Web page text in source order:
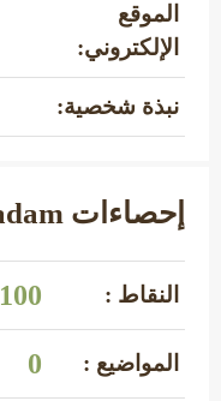
الموقع
الإلكتروني:
نبذة شخصية:
إحصاءات Hasnaaadam
النقاط : 100
المواضيع : 0